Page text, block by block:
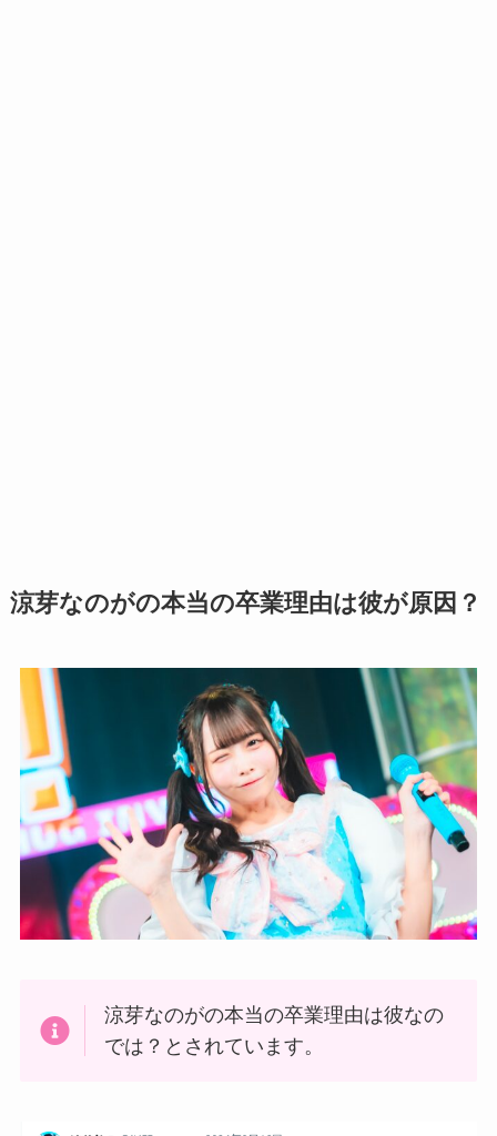
涼芽なのがの本当の卒業理由は彼が原因？
涼芽なのがの本当の卒業理由は彼なの
では？とされています。